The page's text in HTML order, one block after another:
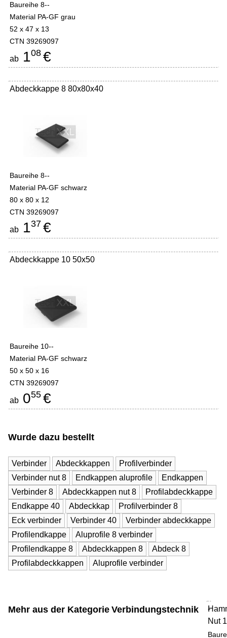
Baureihe 8--
Material PA-GF grau
52 x 47 x 13
CTN 39269097
ab 108 €
Abdeckkappe 8 80x80x40
Baureihe 8--
Material PA-GF schwarz
80 x 80 x 12
CTN 39269097
ab 137 €
Abdeckkappe 10 50x50
Baureihe 10--
Material PA-GF schwarz
50 x 50 x 16
CTN 39269097
ab 055 €
Wurde dazu bestellt
Verbinder Abdeckkappen
Profilverbinder
Verbinder nut 8
Endkappen aluprofile
Endkappen
Verbinder 8
Abdeckkappen nut 8
Profilabdeckkappe
Endkappe 40
Abdeckkap
Profilverbinder 8
Eck verbinder
Verbinder 40
Verbinder abdeckkappe
Profilendkappe
Aluprofile 8 verbinder
Profilendkappe 8
Abdeckkappen 8
Abdeck 8
Profilabdeckkappen
Aluprofile verbinder
Mehr aus der Kategorie Verbindungstechnik
Nut
-